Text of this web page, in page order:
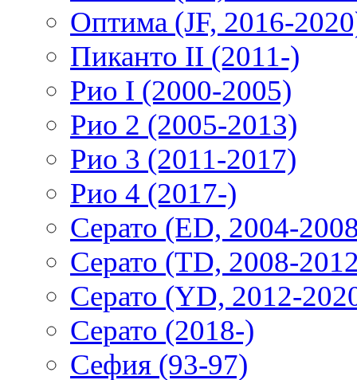
Оптима (JF, 2016-
Пиканто II (2011-)
Рио I (2000-2005)
Рио 2 (2005-2013)
Рио 3 (2011-2017)
Рио 4 (2017-)
Серато (ED, 2004-
Серато (TD, 2008-
Серато (YD, 2012-
Серато (2018-)
Сефия (93-97)